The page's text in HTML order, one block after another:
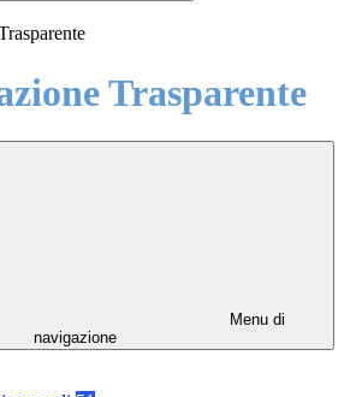
Trasparente
Menu di
navigazione